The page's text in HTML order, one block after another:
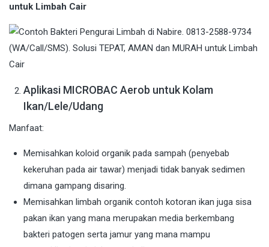
untuk Limbah Cair
Aplikasi MICROBAC Aerob untuk Kolam
Ikan/Lele/Udang
Manfaat:
Memisahkan koloid organik pada sampah (penyebab
kekeruhan pada air tawar) menjadi tidak banyak sedimen
dimana gampang disaring.
Memisahkan limbah organik contoh kotoran ikan juga sisa
pakan ikan yang mana merupakan media berkembang
bakteri patogen serta jamur yang mana mampu